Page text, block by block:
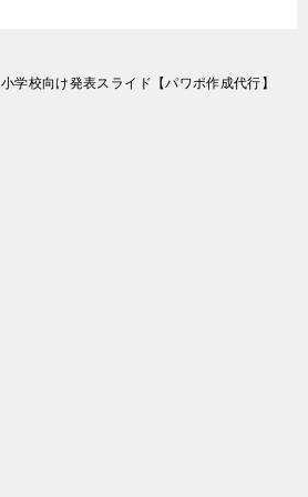
小学校向け発表スライド【パワポ作成代行】